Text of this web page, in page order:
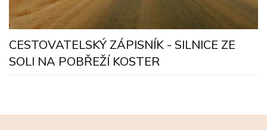
CESTOVATELSKÝ ZÁPISNÍK - SILNICE ZE
SOLI NA POBŘEŽÍ KOSTER